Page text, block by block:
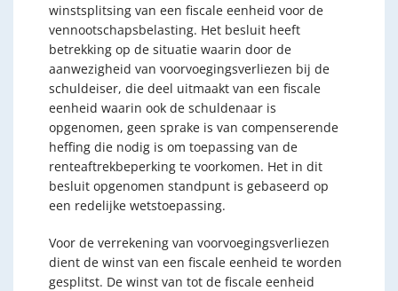
winstsplitsing van een fiscale eenheid voor de
vennootschapsbelasting. Het besluit heeft
betrekking op de situatie waarin door de
aanwezigheid van voorvoegingsverliezen bij de
schuldeiser, die deel uitmaakt van een fiscale
eenheid waarin ook de schuldenaar is
opgenomen, geen sprake is van compenserende
heffing die nodig is om toepassing van de
renteaftrekbeperking te voorkomen. Het in dit
besluit opgenomen standpunt is gebaseerd op
een redelijke wetstoepassing.
Voor de verrekening van voorvoegingsverliezen
dient de winst van een fiscale eenheid te worden
gesplitst. De winst van tot de fiscale eenheid